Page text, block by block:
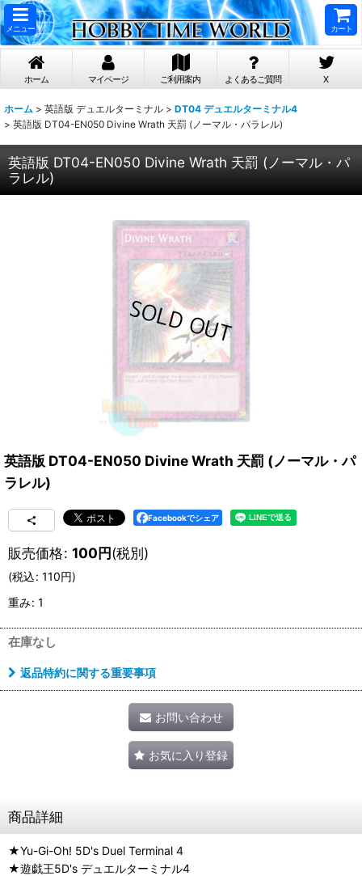
メニュー カート
ホーム マイページ ご利用案内 よくあるご質問 X
ホーム > 英語版 デュエルターミナル > DT04 デュエルターミナル4
> 英語版 DT04-EN050 Divine Wrath 天罰 (ノーマル・パラレル)
英語版 DT04-EN050 Divine Wrath 天罰 (ノーマル・パ
ラレル)
英語版 DT04-EN050 Divine Wrath 天罰 (ノーマル・パ
ラレル)
Facebookでシェア
販売価格: 100円(税別)
(税込: 110円)
重み: 1
在庫なし
返品特約に関する重要事項
お問い合わせ
お気に入り登録
商品詳細
★Yu-Gi-Oh! 5D's Duel Terminal 4
★遊戯王5D's デュエルターミナル4